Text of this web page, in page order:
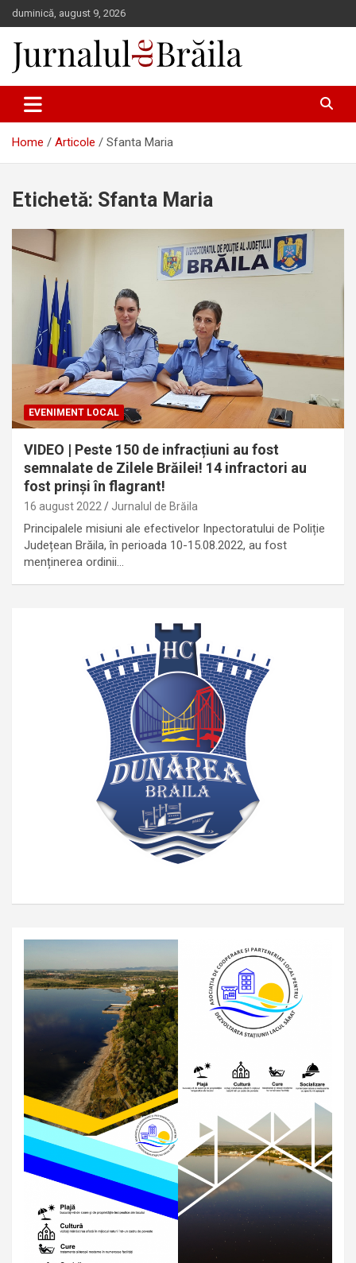
Skip
to
content
duminică, august 9, 2026
Jurnalul de Brăila
Home Articole Sfanta Maria
Etichetă: Sfanta Maria
EVENIMENT LOCAL
VIDEO | Peste 150 de infracțiuni au fost
semnalate de Zilele Brăilei! 14 infractori au
fost prinși în flagrant!
16 august 2022 Jurnalul de Brăila
Principalele misiuni ale efectivelor Inpectoratului de Poliție
Județean Brăila, în perioada 10-15.08.2022, au fost
menținerea ordinii…